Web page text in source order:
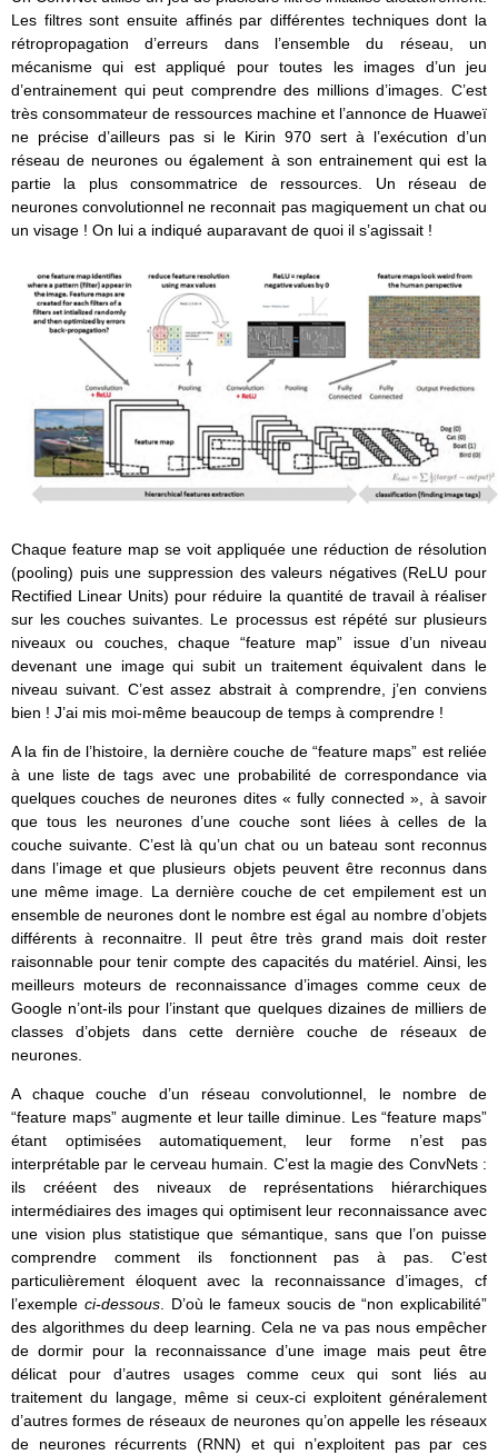
Les filtres sont ensuite affinés par différentes techniques dont la
rétropropagation d’erreurs dans l’ensemble du réseau, un
mécanisme qui est appliqué pour toutes les images d’un jeu
d’entrainement qui peut comprendre des millions d’images. C’est
très consommateur de ressources machine et l’annonce de Huaweï
ne précise d’ailleurs pas si le Kirin 970 sert à l’exécution d’un
réseau de neurones ou également à son entrainement qui est la
partie la plus consommatrice de ressources. Un réseau de
neurones convolutionnel ne reconnait pas magiquement un chat ou
un visage ! On lui a indiqué auparavant de quoi il s’agissait !
Chaque feature map se voit appliquée une réduction de résolution
(pooling) puis une suppression des valeurs négatives (ReLU pour
Rectified Linear Units) pour réduire la quantité de travail à réaliser
sur les couches suivantes. Le processus est répété sur plusieurs
niveaux ou couches, chaque “feature map” issue d’un niveau
devenant une image qui subit un traitement équivalent dans le
niveau suivant. C’est assez abstrait à comprendre, j’en conviens
bien ! J’ai mis moi-même beaucoup de temps à comprendre !
A la fin de l’histoire, la dernière couche de “feature maps” est reliée
à une liste de tags avec une probabilité de correspondance via
quelques couches de neurones dites « fully connected », à savoir
que tous les neurones d’une couche sont liées à celles de la
couche suivante. C’est là qu’un chat ou un bateau sont reconnus
dans l’image et que plusieurs objets peuvent être reconnus dans
une même image. La dernière couche de cet empilement est un
ensemble de neurones dont le nombre est égal au nombre d’objets
différents à reconnaitre. Il peut être très grand mais doit rester
raisonnable pour tenir compte des capacités du matériel. Ainsi, les
meilleurs moteurs de reconnaissance d’images comme ceux de
Google n’ont-ils pour l’instant que quelques dizaines de milliers de
classes d’objets dans cette dernière couche de réseaux de
neurones.
A chaque couche d’un réseau convolutionnel, le nombre de
“feature maps” augmente et leur taille diminue. Les “feature maps”
étant optimisées automatiquement, leur forme n’est pas
interprétable par le cerveau humain. C’est la magie des ConvNets :
ils crééent des niveaux de représentations hiérarchiques
intermédiaires des images qui optimisent leur reconnaissance avec
une vision plus statistique que sémantique, sans que l’on puisse
comprendre comment ils fonctionnent pas à pas. C’est
particulièrement éloquent avec la reconnaissance d’images, cf
l’exemple ci-dessous. D’où le fameux soucis de “non explicabilité”
des algorithmes du deep learning. Cela ne va pas nous empêcher
de dormir pour la reconnaissance d’une image mais peut être
délicat pour d’autres usages comme ceux qui sont liés au
traitement du langage, même si ceux-ci exploitent généralement
d’autres formes de réseaux de neurones qu’on appelle les réseaux
de neurones récurrents (RNN) et qui n’exploitent pas par ces